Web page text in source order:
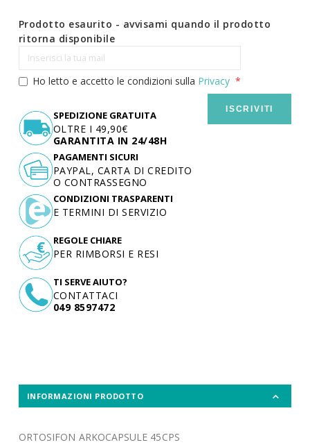
Prodotto esaurito - avvisami quando il prodotto
ritorna disponibile
Ho letto e accetto le condizioni sulla Privacy
ISCRIVITI
SPEDIZIONE GRATUITA
OLTRE I 49,90€
GARANTITA IN 24/48H
TI SERVE AIUTO?
CONTATTACI
049 8597472
PAGAMENTI SICURI
PAYPAL, CARTA DI CREDITO
O CONTRASSEGNO
CONDIZIONI TRASPARENTI
E TERMINI DI SERVIZIO
REGOLE CHIARE
PER RIMBORSI E RESI
INFORMAZIONI PRODOTTO
ORTOSIFON ARKOCAPSULE 45CPS